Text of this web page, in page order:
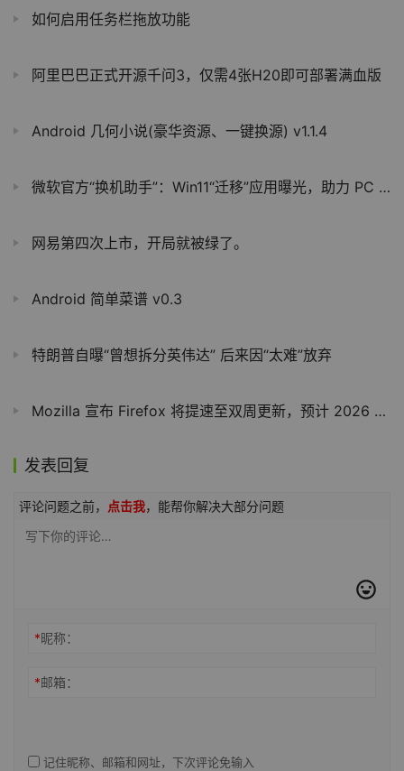
如何启用任务栏拖放功能
阿里巴巴正式开源千问3，仅需4张H20即可部署满血版
Android 几何小说(豪华资源、一键换源) v1.1.4
微软官方“换机助手”：Win11“迁移”应用曝光，助力 PC 数据转移
网易第四次上市，开局就被绿了。
Android 简单菜谱 v0.3
特朗普自曝“曾想拆分英伟达” 后来因“太难”放弃
Mozilla 宣布 Firefox 将提速至双周更新，预计 2026 年 9 月实施
发表回复
评论问题之前， 点击我，能帮你解决大部分问题
*昵称：
*邮箱：
记住昵称、邮箱和网址，下次评论免输入